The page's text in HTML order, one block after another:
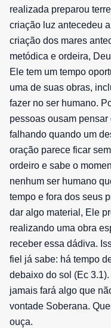
realizada preparou
criação luz antecedeu
criação dos mares
metódica e ordeira,
Ele tem um tempo
uma de suas obras,
fazer no ser humano.
pessoas ousam
falhando quando um
oração parece ficar
ordeiro e sabe o
nenhum ser humano
tempo e fora dos seus
dar algo material, Ele
realizando uma obra
receber essa dádiva.
fiel já sabe: há tempo
debaixo do sol (Ec
jamais fará algo que
vontade Soberana.
ouça.